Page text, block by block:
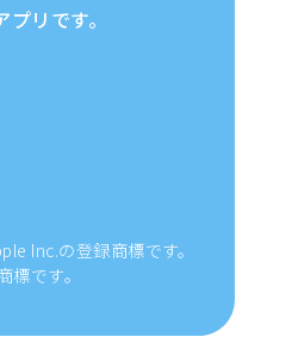
リです。
Inc.の登録商標です。
です。